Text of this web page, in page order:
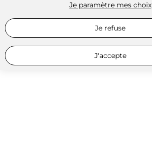
Je paramètre mes choix
Je refuse
J'accepte